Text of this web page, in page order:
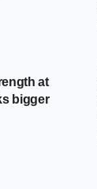
at
bigger